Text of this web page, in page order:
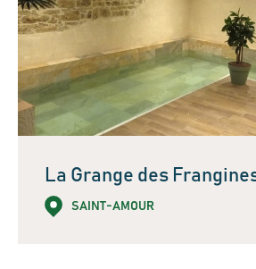
La Grange des
SAINT-AMOUR